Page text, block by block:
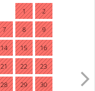
1 2
7 8 9
14 15 16
21 22 23
28 29 30